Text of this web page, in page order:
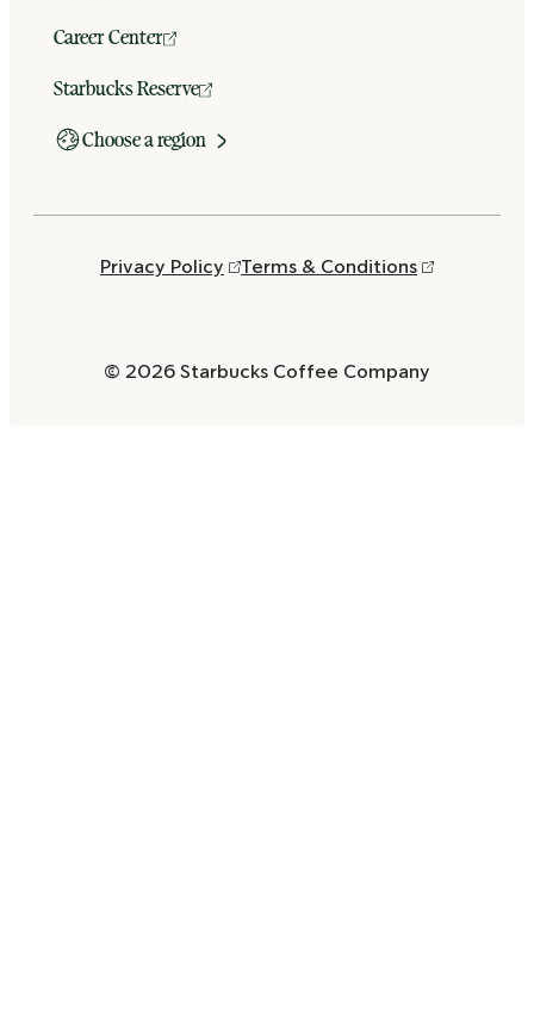
Career Center
Starbucks Reserve
Choose a region
Privacy Policy Terms & Conditions
© 2026 Starbucks Coffee Company